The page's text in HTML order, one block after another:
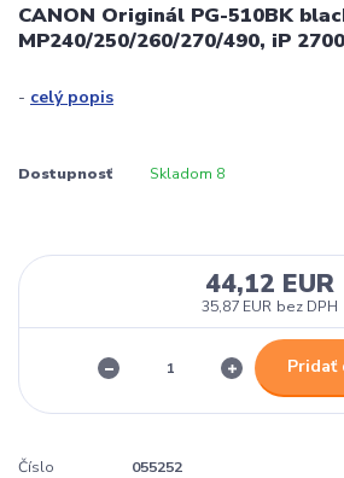
CANON Originál PG-510BK
MP240/250/260/270/490, iP
- celý popis
Dostupnosť Skladom 8
44,12 EUR
35,87 EUR bez DPH
Pridať
Číslo
055252